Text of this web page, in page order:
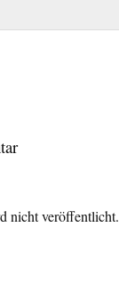
nicht veröffentlicht.